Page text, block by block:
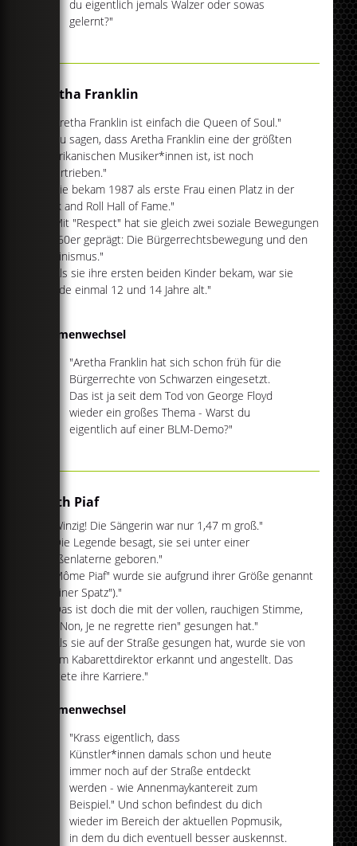
du eigentlich jemals Walzer oder sowas
gelernt?"
Aretha Franklin
"Aretha Franklin ist einfach die Queen of Soul."
"Zu sagen, dass Aretha Franklin eine der größten
amerikanischen Musiker*innen ist, ist noch
untertrieben."
"Sie bekam 1987 als erste Frau einen Platz in der
Rock and Roll Hall of Fame."
"Mit "Respect" hat sie gleich zwei soziale Bewegungen
der 60er geprägt: Die Bürgerrechtsbewegung und den
Feminismus."
"Als sie ihre ersten beiden Kinder bekam, war sie
gerade einmal 12 und 14 Jahre alt."
Themenwechsel
"Aretha Franklin hat sich schon früh für die
Bürgerrechte von Schwarzen eingesetzt.
Das ist ja seit dem Tod von George Floyd
wieder ein großes Thema - Warst du
eigentlich auf einer BLM-Demo?"
Edith Piaf
1. "Winzig! Die Sängerin war nur 1,47 m groß."
2. "Die Legende besagt, sie sei unter einer
Straßenlaterne geboren."
3. "Môme Piaf" wurde sie aufgrund ihrer Größe genannt
("kleiner Spatz")."
4. "Das ist doch die mit der vollen, rauchigen Stimme,
die "Non, Je ne regrette rien" gesungen hat."
5. "Als sie auf der Straße gesungen hat, wurde sie von
einem Kabarettdirektor erkannt und angestellt. Das
startete ihre Karriere."
Themenwechsel
"Krass eigentlich, dass
Künstler*innen damals schon und heute
immer noch auf der Straße entdeckt
werden - wie Annenmaykantereit zum
Beispiel." Und schon befindest du dich
wieder im Bereich der aktuellen Popmusik,
in dem du dich eventuell besser auskennst.